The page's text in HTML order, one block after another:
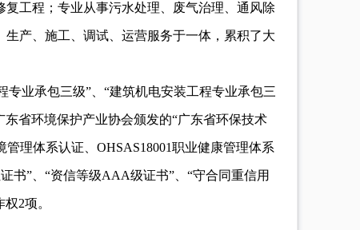
工程；专业从事污水处理、废气治理、通风除
产、施工、调试、运营服务于一体，累积了大
业承包三级”、“建筑机电安装工程专业承包三
东省环境保护产业协会颁发的“广东省环保技术
理体系认证、OHSAS18001职业健康管理体系
书”、“资信等级AAA级证书”、“守合同重信用
权2项。